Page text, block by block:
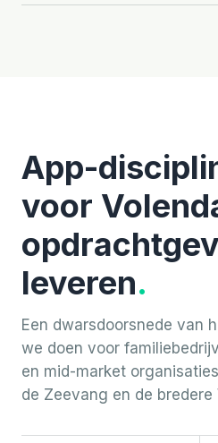
App-
voor
leveren.
Een dwarsdoorsnede van
we doen voor
en mid-market
de Zeevang en de